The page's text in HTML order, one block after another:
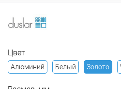
Цвет
Алюминий Белый Золото